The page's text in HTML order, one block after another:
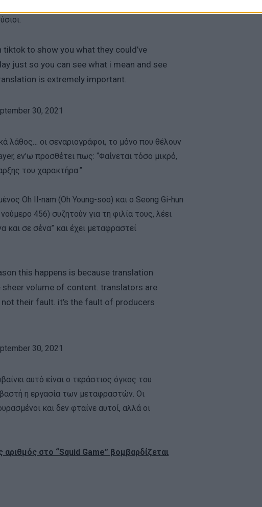
και τον κινηματογράφο, όπου οι
to show you what they could’ve
just so you can see what i mean and see
is extremely important.
30, 2021
λάθος… οι σεναριογράφοι, το μόνο που θέλουν
εν’ω προσθέτει πως: “Φαίνεται τόσο μικρό,
του χαρακτήρα.”
Oh Il-nam (Oh Young-soo) και ο Seong Gi-hun
456) συζητούν για τη φιλία τους, λέει
και σε σένα” και έχει μεταφραστεί
this happens is because translation
volume of content. translators are
their fault. it’s the fault of producers
30, 2021
αυτό είναι ο τεράστιος όγκος του
η εργασία των μεταφραστών. Οι
και δεν φταίνε αυτοί, αλλά οι
στο “Squid Game” βομβαρδίζεται